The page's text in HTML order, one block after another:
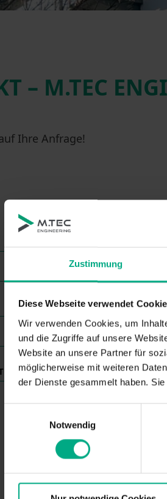
Zustimmung
Diese Webseite verwendet
Wir verwenden Cookies, um
und die Zugriffe auf unsere
Website an unsere Partner für
möglicherweise mit weiteren
der Dienste gesammelt haben.
Notwendig
– M.TEC
Ihre Anfrage!